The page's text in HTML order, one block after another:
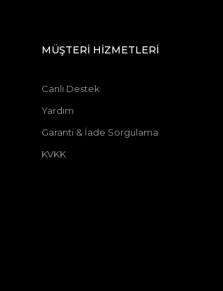
MÜŞTERİ HİZMETLERİ
Canlı Destek
Yardım
Garanti & İade Sorgulama
KVKK